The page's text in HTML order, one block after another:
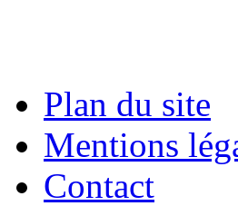
Plan du site
Mentions
Contact